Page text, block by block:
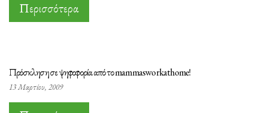
Περισσότερα
Πρόσκληση σε ψηφοφορία από το mammasworkathome!
13 Μαρτίου, 2009